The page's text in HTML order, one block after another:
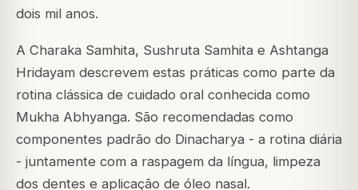
dois mil anos.
A Charaka Samhita, Sushruta Samhita e Ashtanga
Hridayam descrevem estas práticas como parte da
rotina clássica de cuidado oral conhecida como
Mukha Abhyanga. São recomendadas como
componentes padrão do Dinacharya - a rotina diária
- juntamente com a raspagem da língua, limpeza
dos dentes e aplicação de óleo nasal.